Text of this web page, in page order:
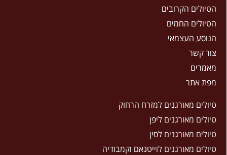
הטיולים הקרובים
הטיולים החמים
הנוסע העצמאי
צור קשר
מאמרים
מפת אתר
טיולים מאורגנים למזרח הרחוק
טיולים מאורגנים ליפן
טיולים מאורגנים לסין
טיולים מאורגנים לוייטנאם וקמבודיה